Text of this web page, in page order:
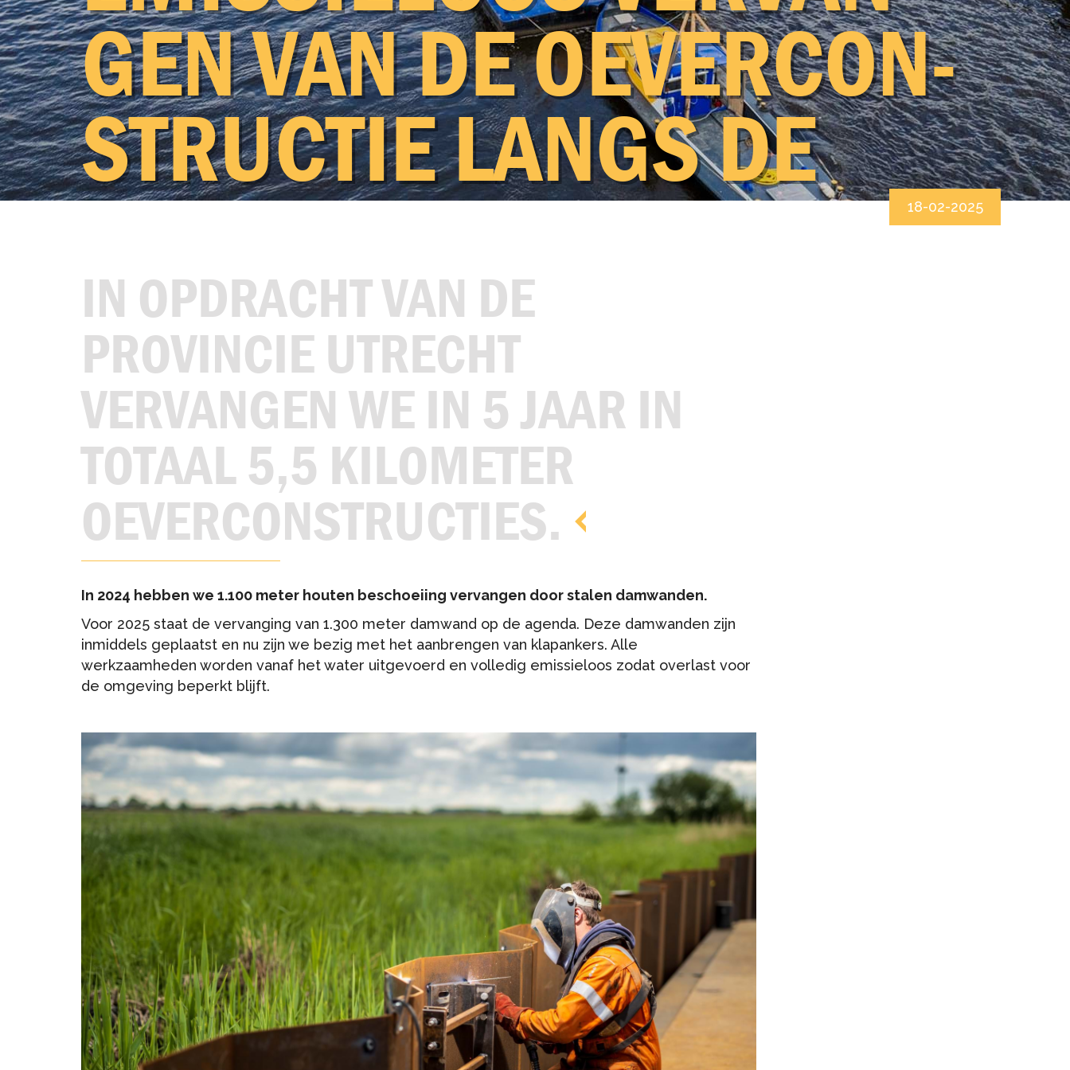
Historie
Duurzaamheid
Certificatie
Onze mensen
Over Van den Biggelaar Grond- en
waterbouw
Rupsgraafmachines
Beunbakken
Laadbrug
Technische-hulpmiddelen
GEN VAN DE OE­VER­CON­
STRUC­TIE LANGS DE
EEM 18-02-2025
IN OPDRACHT VAN DE
PROVINCIE UTRECHT
VERVANGEN WE IN 5 JAAR IN
TOTAAL 5,5 KILOMETER
OEVERCONSTRUCTIES.
In 2024 hebben we 1.100 meter houten beschoeiing vervangen door stalen damwanden.
Voor 2025 staat de vervanging van 1.300 meter damwand op de agenda. Deze damwanden zijn
inmiddels geplaatst en nu zijn we bezig met het aanbrengen van klapankers. Alle
werkzaamheden worden vanaf het water uitgevoerd en volledig emissieloos zodat overlast voor
de omgeving beperkt blijft.